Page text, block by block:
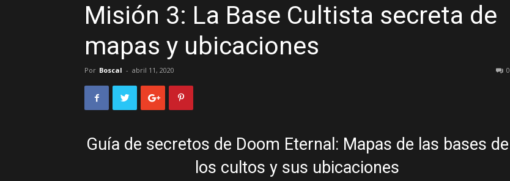
GAME
Misión 3: La Base Cultista secreta de
mapas y ubicaciones
Por Boscal - abril 11, 2020 0
Guía de secretos de Doom Eternal: Mapas de las bases de
los cultos y sus ubicaciones